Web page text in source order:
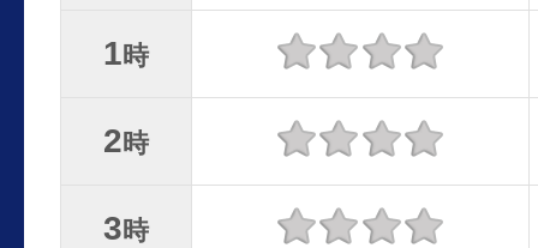
1時
2時
3時